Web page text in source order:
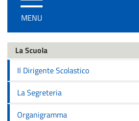
/
disattiva
navigazione
MENU
La Scuola
Il Dirigente Scolastico
La Segreteria
Organigramma